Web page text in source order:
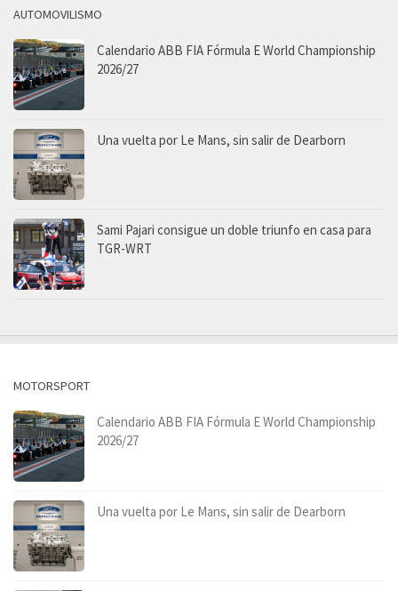
AUTOMOVILISMO
Calendario ABB FIA Fórmula E World Championship
2026/27
Una vuelta por Le Mans, sin salir de Dearborn
Sami Pajari consigue un doble triunfo en casa para
TGR-WRT
MOTORSPORT
Calendario ABB FIA Fórmula E World Championship
2026/27
Una vuelta por Le Mans, sin salir de Dearborn